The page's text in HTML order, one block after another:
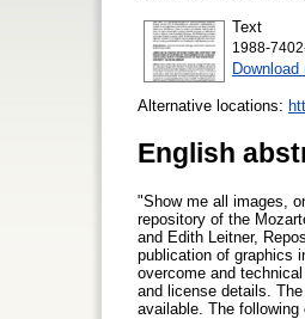
Text
1988-
Download
Alternative locations:
English
"Show me all images,
repository of the
and Edith Leitner,
publication of graphics
overcome and
and license details.
available. The